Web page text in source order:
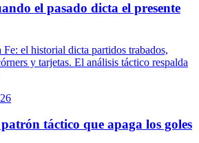
el pasado dicta el presente
el historial dicta partidos trabados,
y tarjetas. El análisis táctico respalda
táctico que apaga los goles